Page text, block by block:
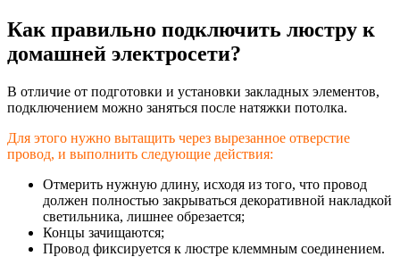
Как правильно подключить люстру к
домашней электросети?
В отличие от подготовки и установки закладных элементов,
подключением можно заняться после натяжки потолка.
Для этого нужно вытащить через вырезанное отверстие
провод, и выполнить следующие действия:
Отмерить нужную длину, исходя из того, что провод
должен полностью закрываться декоративной накладкой
светильника, лишнее обрезается;
Концы зачищаются;
Провод фиксируется к люстре клеммным соединением.